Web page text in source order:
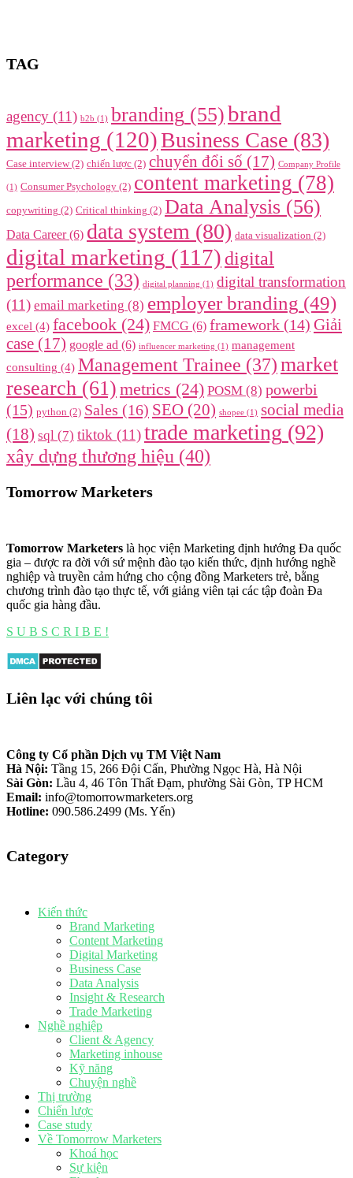
TAG
agency (11) b2b (1) branding (55)brand
marketing (120)Business Case (83)
Case interview(2) chiến lược (2) chuyển đổi số (17) Company Profile
(1) Consumer Psychology (2) content marketing (78)
copywriting (2) Critical thinking (2) Data Analysis (56)
Data Career(6) data system (80) data visualization (2)
digital marketing (117) digital
performance (33) digital planning (1) digital transformation
(11) email marketing (8) employer branding (49)
excel (4) facebook (24) FMCG (6) framework (14) Giải
case (17) google ad (6) influencer marketing (1) management
consulting (4) Management Trainee (37)market
research (61) metrics (24) POSM (8) powerbi
(15) python (2) Sales (16) SEO (20) shopee (1) social media
(18) sql (7) tiktok (11)trade marketing (92)
xây dựng thương hiệu (40)
Tomorrow Marketers
Tomorrow Marketers là học viện Marketing định hướng Đa quốc
gia – được ra đời với sứ mệnh đào tạo kiến thức, định hướng nghề
nghiệp và truyền cảm hứng cho cộng đồng Marketers trẻ, bằng
chương trình đào tạo thực tế, với giảng viên tại các tập đoàn Đa
quốc gia hàng đầu.
S U B S C R I B E !
Liên lạc với chúng tôi
Công ty Cổ phần Dịch vụ TM Việt Nam
Hà Nội: Tầng 15, 266 Đội Cấn, Phường Ngọc Hà, Hà Nội
Sài Gòn: Lầu 4, 46 Tôn Thất Đạm, phường Sài Gòn, TP HCM
Email: info@tomorrowmarketers.org
Hotline: 090.586.2499 (Ms. Yến)
Category
Kiến thức
Brand Marketing
Content Marketing
Digital Marketing
Business Case
Data Analysis
Insight & Research
Trade Marketing
Nghề nghiệp
Client & Agency
Marketing inhouse
Kỹ năng
Chuyện nghề
Thị trường
Chiến lược
Case study
Về Tomorrow Marketers
Khoá học
Sự kiện